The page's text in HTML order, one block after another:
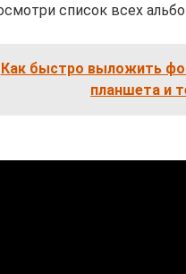
список всех
Как быстро выложить
планшета и